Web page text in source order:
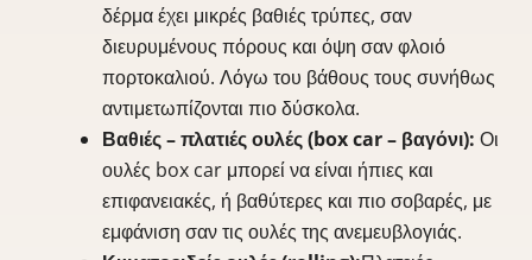
δέρμα έχει μικρές βαθιές τρύπες, σαν
διευρυμένους πόρους και όψη σαν φλοιό
πορτοκαλιού. Λόγω του βάθους τους συνήθως
αντιμετωπίζονται πιο δύσκολα.
Βαθιές – πλατιές ουλές (box car – βαγόνι): Οι
ουλές box car μπορεί να είναι ήπιες και
επιφανειακές, ή βαθύτερες και πιο σοβαρές, με
εμφάνιση σαν τις ουλές της ανεμευβλογιάς.